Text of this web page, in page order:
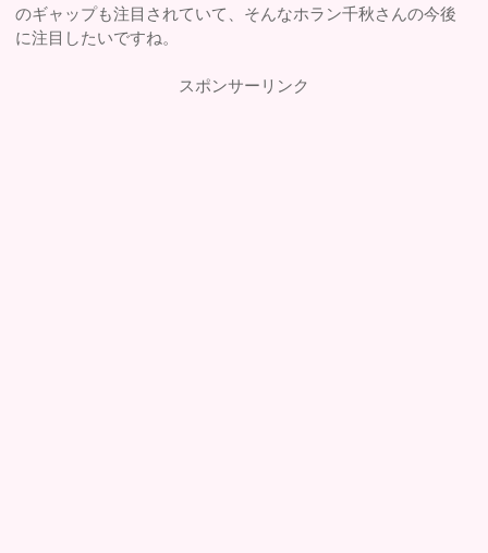
のギャップも注目されていて、そんなホラン千秋さんの今後
に注目したいですね。
スポンサーリンク